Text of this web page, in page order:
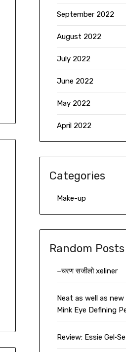
September 2022
August 2022
July 2022
June 2022
May 2022
April 2022
Categories
Make-up
Random Posts
–चरण सजीलो xeliner
Neat as well as
Mink Eye Defining
Review: Essie